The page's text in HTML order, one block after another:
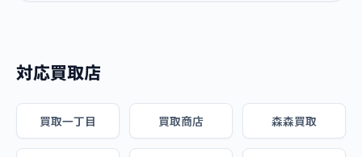
対応買取店
買取一丁目 買取商店 森森買取